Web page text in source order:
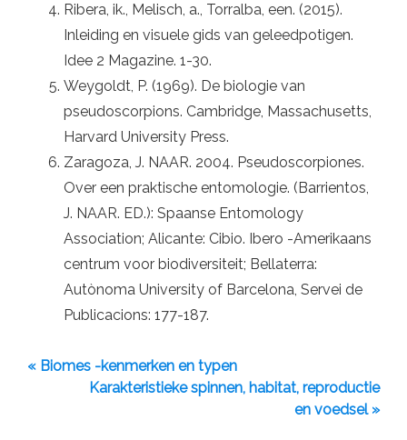
Ribera, ik., Melisch, a., Torralba, een. (2015).
Inleiding en visuele gids van geleedpotigen.
Idee 2 Magazine. 1-30.
Weygoldt, P. (1969). De biologie van
pseudoscorpions. Cambridge, Massachusetts,
Harvard University Press.
Zaragoza, J. NAAR. 2004. Pseudoscorpiones.
Over een praktische entomologie. (Barrientos,
J. NAAR. ED.): Spaanse Entomology
Association; Alicante: Cibio. Ibero -Amerikaans
centrum voor biodiversiteit; Bellaterra:
Autònoma University of Barcelona, ​​Servei de
Publicacions: 177-187.
« Biomes -kenmerken en typen
Karakteristieke spinnen, habitat, reproductie
en voedsel »